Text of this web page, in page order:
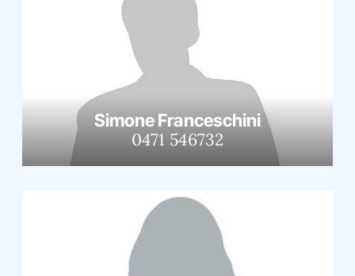
Simone Franceschini
0471 546732